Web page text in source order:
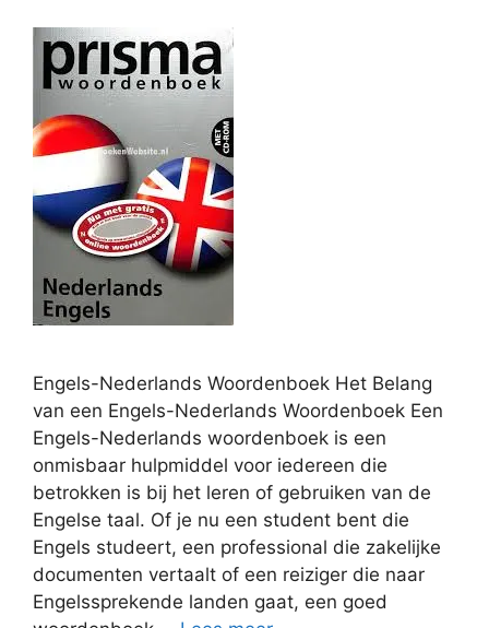
Engels-Nederlands Woordenboek Het Belang
van een Engels-Nederlands Woordenboek Een
Engels-Nederlands woordenboek is een
onmisbaar hulpmiddel voor iedereen die
betrokken is bij het leren of gebruiken van de
Engelse taal. Of je nu een student bent die
Engels studeert, een professional die zakelijke
documenten vertaalt of een reiziger die naar
Engelssprekende landen gaat, een goed